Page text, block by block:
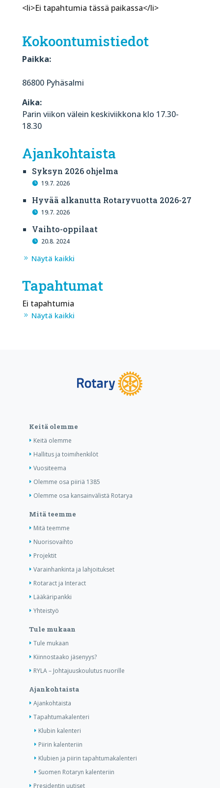
<li>Ei tapahtumia tässä paikassa</li>
Kokoontumistiedot
Paikka:
86800 Pyhäsalmi
Aika:
Parin viikon välein keskiviikkona klo 17.30-
18.30
Ajankohtaista
Syksyn 2026 ohjelma
19.7. 2026
Hyvää alkanutta Rotaryvuotta 2026-27
19.7. 2026
Vaihto-oppilaat
20.8. 2024
Näytä kaikki
Tapahtumat
Ei tapahtumia
Näytä kaikki
Keitä olemme
Keitä olemme
Hallitus ja toimihenkilöt
Vuositeema
Olemme osa piiriä 1385
Olemme osa kansainvälistä Rotarya
Mitä teemme
Mitä teemme
Nuorisovaihto
Projektit
Varainhankinta ja lahjoitukset
Rotaract ja Interact
Lääkäripankki
Yhteistyö
Tule mukaan
Tule mukaan
Kiinnostaako jäsenyys?
RYLA – Johtajuuskoulutus nuorille
Ajankohtaista
Ajankohtaista
Tapahtumakalenteri
Klubin kalenteri
Piirin kalenteriin
Klubien ja piirin tapahtumakalenteri
Suomen Rotaryn kalenteriin
Presidentin uutiset